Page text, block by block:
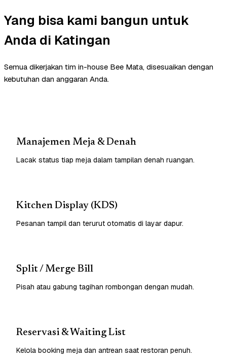
Yang bisa kami bangun untuk
Anda di Katingan
Semua dikerjakan tim in-house Bee Mata, disesuaikan dengan
kebutuhan dan anggaran Anda.
Manajemen Meja & Denah
Lacak status tiap meja dalam tampilan denah ruangan.
Kitchen Display (KDS)
Pesanan tampil dan terurut otomatis di layar dapur.
Split / Merge Bill
Pisah atau gabung tagihan rombongan dengan mudah.
Reservasi & Waiting List
Kelola booking meja dan antrean saat restoran penuh.